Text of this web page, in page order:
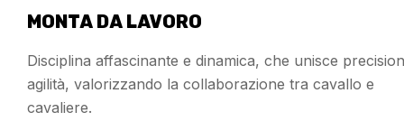
MONTA DA LAVORO
Disciplina affascinante e dinamica, che unisce
agilità, valorizzando la collaborazione tra cavallo e
cavaliere.